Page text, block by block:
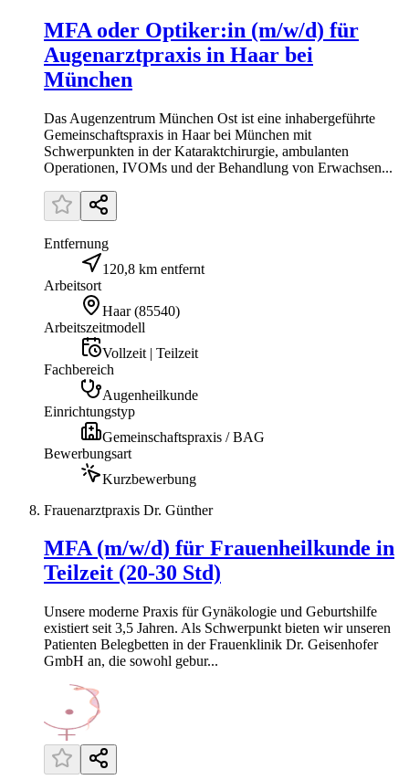
MFA oder Optiker:in (m/w/d) für
Augenarztpraxis in Haar bei
München
Das Augenzentrum München Ost ist eine inhabergeführte
Gemeinschaftspraxis in Haar bei München mit
Schwerpunkten in der Kataraktchirurgie, ambulanten
Operationen, IVOMs und der Behandlung von Erwachsen...
Entfernung
120,8 km entfernt
Arbeitsort
Haar (85540)
Arbeitszeitmodell
Vollzeit | Teilzeit
Fachbereich
Augenheilkunde
Einrichtungstyp
Gemeinschaftspraxis / BAG
Bewerbungsart
Kurzbewerbung
Frauenarztpraxis Dr. Günther
MFA (m/w/d) für Frauenheilkunde in
Teilzeit (20-30 Std)
Unsere moderne Praxis für Gynäkologie und Geburtshilfe
existiert seit 3,5 Jahren. Als Schwerpunkt bieten wir unseren
Patienten Belegbetten in der Frauenklinik Dr. Geisenhofer
GmbH an, die sowohl gebur...